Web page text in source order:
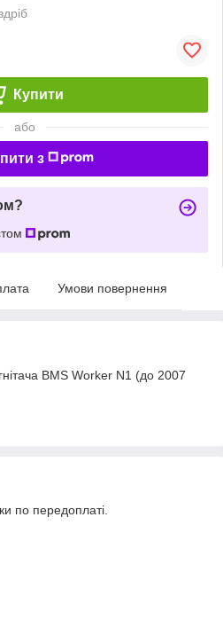
Купити
або
з
Умови повернення
BMS Worker N1 (до 2007
по передоплаті.